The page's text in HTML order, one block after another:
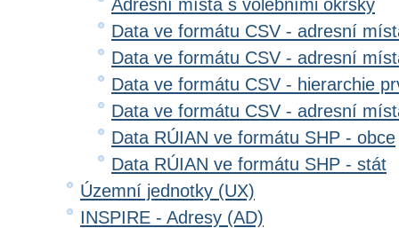
Adresní místa s volebními okrsky
Data ve formátu CSV - adresní
Data ve formátu CSV - adresní
Data ve formátu CSV - hierarchie
Data ve formátu CSV - adresní
Data RÚIAN ve formátu SHP - obce
Data RÚIAN ve formátu SHP - stát
Územní jednotky (UX)
INSPIRE - Adresy (AD)